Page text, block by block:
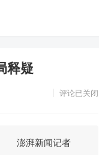
释疑
评论已关闭
澎湃新闻记者